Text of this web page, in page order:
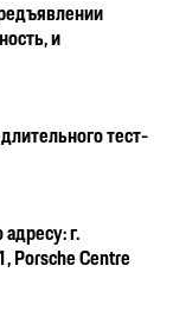
и
тест-
г.
Porsche Centre